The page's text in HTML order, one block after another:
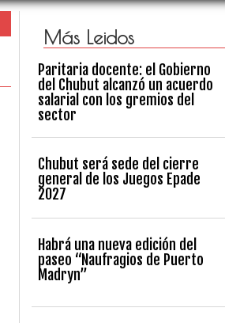
Más Leidos
Paritaria docente: el Gobierno
del Chubut alcanzó un acuerdo
salarial con los gremios del
sector
Chubut será sede del cierre
general de los Juegos Epade
2027
Habrá una nueva edición del
paseo “Naufragios de Puerto
Madryn”